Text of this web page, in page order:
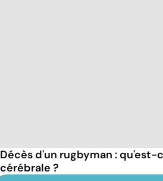
Décès d'un rugbyman :
cérébrale ?